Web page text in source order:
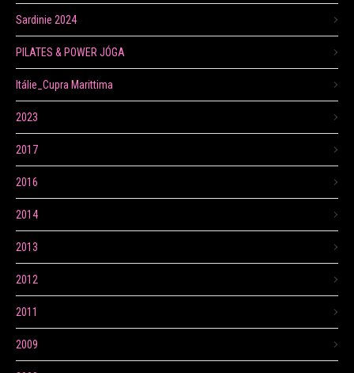
Sardinie 2024
PILATES & POWER JÓGA
Itálie_Cupra Marittima
2023
2017
2016
2014
2013
2012
2011
2009